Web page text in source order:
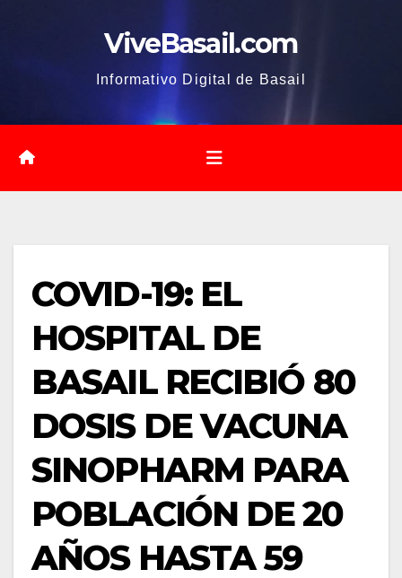
ViveBasail.com
Informativo Digital de Basail
COVID-19: EL
HOSPITAL DE
BASAIL RECIBIÓ 80
DOSIS DE VACUNA
SINOPHARM PARA
POBLACIÓN DE 20
AÑOS HASTA 59